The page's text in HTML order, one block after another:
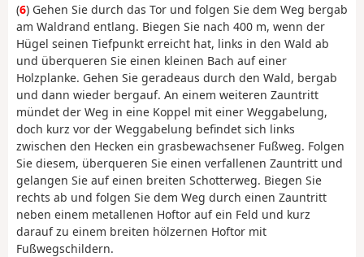
(6) Gehen Sie durch das Tor und folgen Sie dem Weg bergab
am Waldrand entlang. Biegen Sie nach 400 m, wenn der
Hügel seinen Tiefpunkt erreicht hat, links in den Wald ab
und überqueren Sie einen kleinen Bach auf einer
Holzplanke. Gehen Sie geradeaus durch den Wald, bergab
und dann wieder bergauf. An einem weiteren Zauntritt
mündet der Weg in eine Koppel mit einer Weggabelung,
doch kurz vor der Weggabelung befindet sich links
zwischen den Hecken ein grasbewachsener Fußweg. Folgen
Sie diesem, überqueren Sie einen verfallenen Zauntritt und
gelangen Sie auf einen breiten Schotterweg. Biegen Sie
rechts ab und folgen Sie dem Weg durch einen Zauntritt
neben einem metallenen Hoftor auf ein Feld und kurz
darauf zu einem breiten hölzernen Hoftor mit
Fußwegschildern.